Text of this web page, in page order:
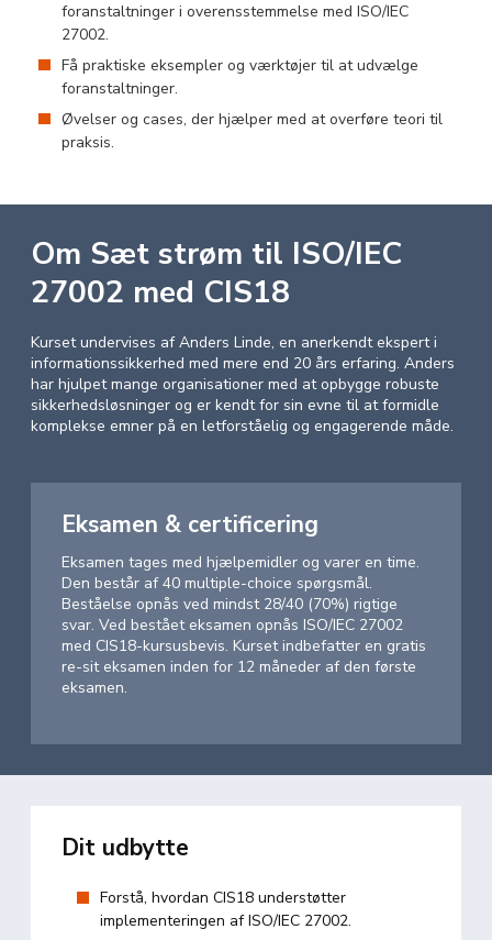
foranstaltninger i overensstemmelse med ISO/IEC
27002.
Få praktiske eksempler og værktøjer til at udvælge
foranstaltninger.
Øvelser og cases, der hjælper med at overføre teori til
praksis.
Om Sæt strøm til ISO/IEC
27002 med CIS18
Kurset undervises af Anders Linde, en anerkendt ekspert i
informationssikkerhed med mere end 20 års erfaring. Anders
har hjulpet mange organisationer med at opbygge robuste
sikkerhedsløsninger og er kendt for sin evne til at formidle
komplekse emner på en letforståelig og engagerende måde.
Eksamen & certificering
Eksamen tages med hjælpemidler og varer en time.
Den består af 40 multiple-choice spørgsmål.
Beståelse opnås ved mindst 28/40 (70%) rigtige
svar. Ved bestået eksamen opnås ISO/IEC 27002
med CIS18-kursusbevis. Kurset indbefatter en gratis
re-sit eksamen inden for 12 måneder af den første
eksamen.
Dit udbytte
Forstå, hvordan CIS18 understøtter
implementeringen af ISO/IEC 27002.